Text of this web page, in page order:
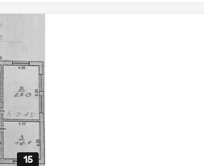
15
15
15
15
15